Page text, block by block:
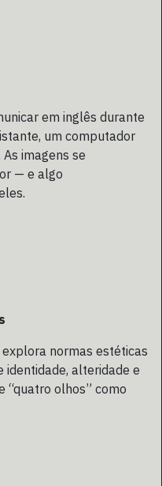
em inglês durante
um computador
imagens se
— e algo
explora normas estéticas
identidade, alteridade e
“quatro olhos” como